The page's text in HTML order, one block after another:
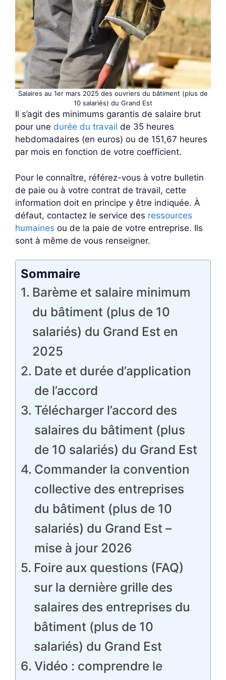
Salaires au 1er mars 2025 des ouvriers du bâtiment (plus de
10 salariés) du Grand Est
Il s’agit des minimums garantis de salaire brut
pour une durée du travail de 35 heures
hebdomadaires (en euros) ou de 151,67 heures
par mois en fonction de votre coefficient.
Pour le connaître, référez-vous à votre bulletin
de paie ou à votre contrat de travail, cette
information doit en principe y être indiquée. À
défaut, contactez le service des ressources
humaines ou de la paie de votre entreprise. Ils
sont à même de vous renseigner.
Sommaire
Barème et salaire minimum
du bâtiment (plus de 10
salariés) du Grand Est en
2025
Date et durée d’application
de l’accord
Télécharger l’accord des
salaires du bâtiment (plus
de 10 salariés) du Grand Est
Commander la convention
collective des entreprises
du bâtiment (plus de 10
salariés) du Grand Est –
mise à jour 2026
Foire aux questions (FAQ)
sur la dernière grille des
salaires des entreprises du
bâtiment (plus de 10
salariés) du Grand Est
Vidéo : comprendre le